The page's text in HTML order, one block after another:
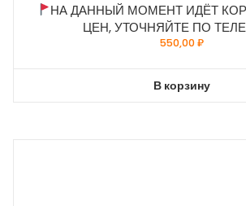
НА ДАННЫЙ МОМЕНТ ИДЁТ
ЦЕН, УТОЧНЯЙТЕ ПО
550,00₽
В корзину